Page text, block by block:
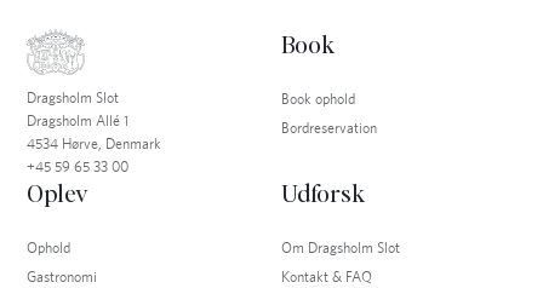
Dragsholm Slot
Dragsholm Allé 1
4534 Hørve, Denmark
+45 59 65 33 00
Book
Book ophold
Bordreservation
Oplev
Ophold
Gastronomi
Udforsk
Om Dragsholm Slot
Kontakt & FAQ